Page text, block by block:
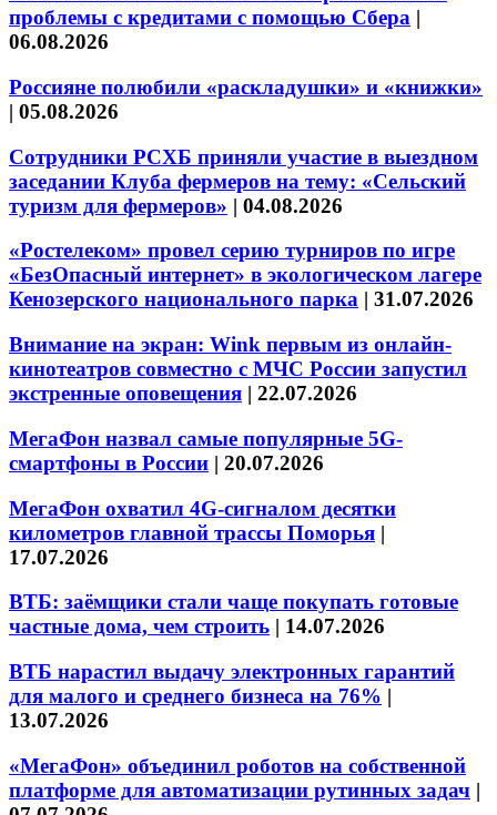
проблемы с кредитами с помощью Сбера |
06.08.2026
Россияне полюбили «раскладушки» и «книжки»
| 05.08.2026
Сотрудники РСХБ приняли участие в выездном
заседании Клуба фермеров на тему: «Сельский
туризм для фермеров» | 04.08.2026
«Ростелеком» провел серию турниров по игре
«БезОпасный интернет» в экологическом лагере
Кенозерского национального парка | 31.07.2026
Внимание на экран: Wink первым из онлайн-
кинотеатров совместно с МЧС России запустил
экстренные оповещения | 22.07.2026
МегаФон назвал самые популярные 5G-
смартфоны в России | 20.07.2026
МегаФон охватил 4G-сигналом десятки
километров главной трассы Поморья |
17.07.2026
ВТБ: заёмщики стали чаще покупать готовые
частные дома, чем строить | 14.07.2026
ВТБ нарастил выдачу электронных гарантий
для малого и среднего бизнеса на 76% |
13.07.2026
«МегаФон» объединил роботов на собственной
платформе для автоматизации рутинных задач |